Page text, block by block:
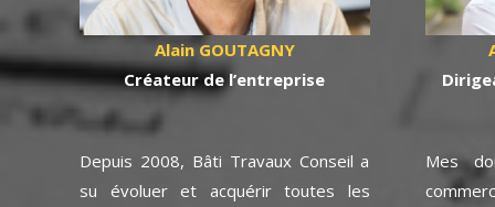
Alain GOUTAGNY
Créateur de l’entreprise
Depuis 2008, Bâti Travaux Conseil a
su évoluer et acquérir toutes les
Mes